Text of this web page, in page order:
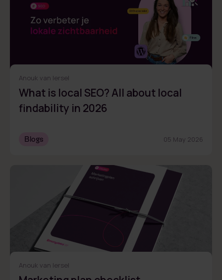
Anouk van Iersel
What is local SEO? All about local
findability in 2026
Blogs 05 May 2026
Anouk van Iersel